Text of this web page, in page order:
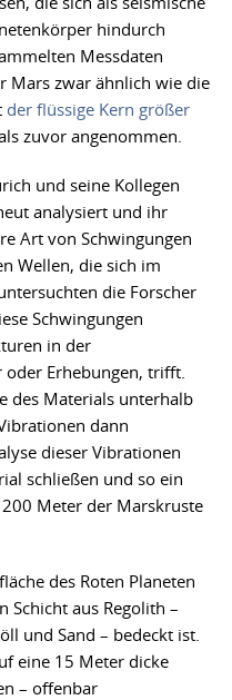
hindurch
Messdaten
Mars zwar ähnlich wie die
der flüssige Kern größer
zuvor angenommen.
und seine Kollegen
analysiert und ihr
Art von Schwingungen
Wellen, die sich im
die Forscher
Schwingungen
in der
Erhebungen, trifft.
des Materials unterhalb
dann
dieser Vibrationen
schließen und so ein
Meter der Marskruste
des Roten Planeten
Schicht aus Regolith –
und Sand – bedeckt ist.
eine 15 Meter dicke
– offenbar